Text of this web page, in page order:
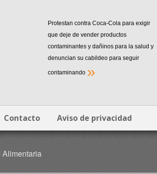
Protestan contra Coca-Cola para exigir
que deje de vender productos
contaminantes y dañinos para la salud y
denuncian su cabildeo para seguir
contaminando »
Contacto Aviso de privacidad